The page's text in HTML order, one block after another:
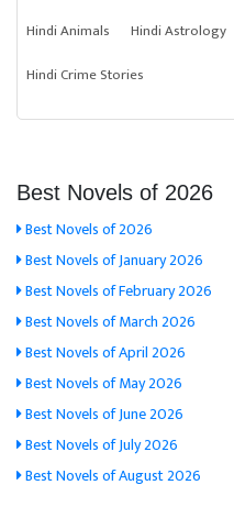
Hindi Animals
Hindi Astrology
Hindi Crime Stories
Best Novels of 2026
Best Novels of 2026
Best Novels of January 2026
Best Novels of February 2026
Best Novels of March 2026
Best Novels of April 2026
Best Novels of May 2026
Best Novels of June 2026
Best Novels of July 2026
Best Novels of August 2026